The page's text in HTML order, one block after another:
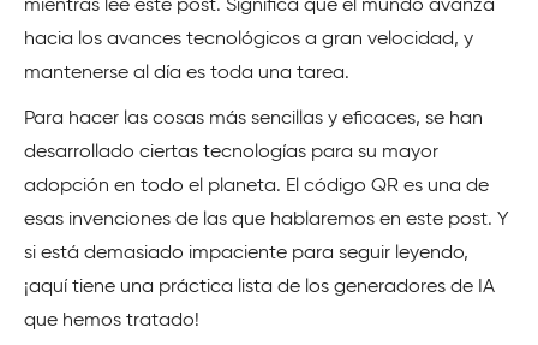
mientras lee este post. Significa que el mundo avanza
hacia los avances tecnológicos a gran velocidad, y
mantenerse al día es toda una tarea.
Para hacer las cosas más sencillas y eficaces, se han
desarrollado ciertas tecnologías para su mayor
adopción en todo el planeta. El código QR es una de
esas invenciones de las que hablaremos en este post. Y
si está demasiado impaciente para seguir leyendo,
¡aquí tiene una práctica lista de los generadores de IA
que hemos tratado!